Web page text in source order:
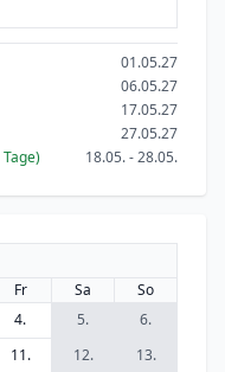
01.05.27
06.05.27
17.05.27
27.05.27
Tage) 18.05. - 28.05.
Fr Sa
So
4. 5.
6.
11. 12.
13.